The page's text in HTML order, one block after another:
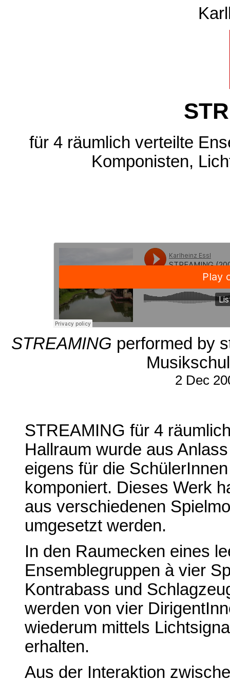
für 4 räumlich verteilte
Komponisten,
STREAMING performed by
2 Dec
STREAMING für 4
Hallraum wurde aus
eigens für die
komponiert. Dieses Werk
aus verschiedenen
umgesetzt werden.
In den Raumecken eines
Ensemblegruppen à vier
Kontrabass und
werden von vier
wiederum mittels
erhalten.
Aus der Interaktion